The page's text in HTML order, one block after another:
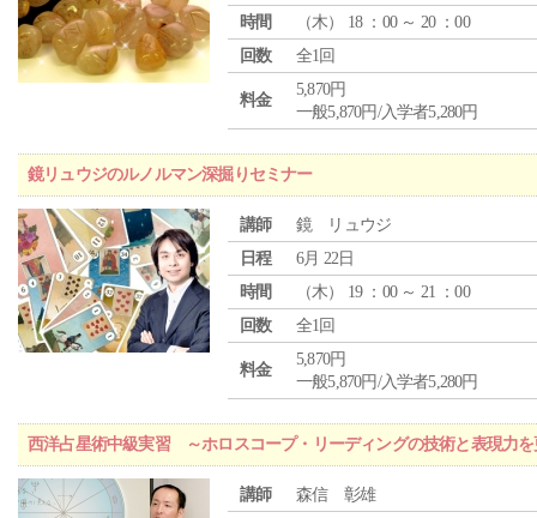
時間
（木） 18 ：00 ～ 20 ：00
回数
全1回
料金
5,870円
一般5,870円/入学者5,280円
鏡リュウジのルノルマン深掘りセミナー
講師
鏡 リュウジ
日程
6月 22日
時間
（木） 19 ：00 ～ 21 ：00
回数
全1回
料金
5,870円
一般5,870円/入学者5,280円
西洋占星術中級実習 ～ホロスコープ・リーディングの技術と表現力
講師 森信 彰雄